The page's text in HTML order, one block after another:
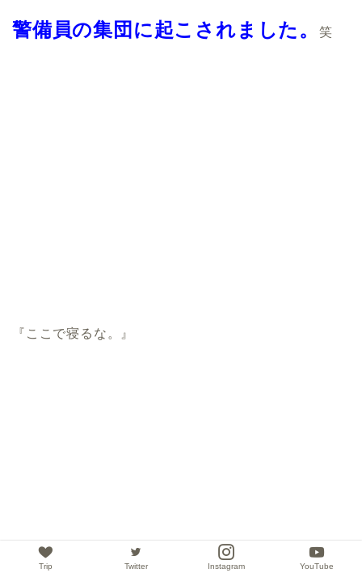
警備員の集団に起こされました。 笑
『ここで寝るな。』
Trip Twitter Instagram YouTube